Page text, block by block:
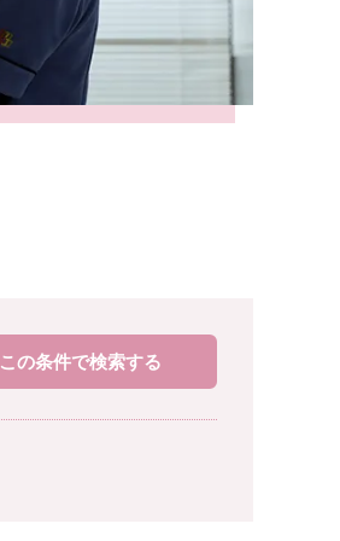
この条件で検索する